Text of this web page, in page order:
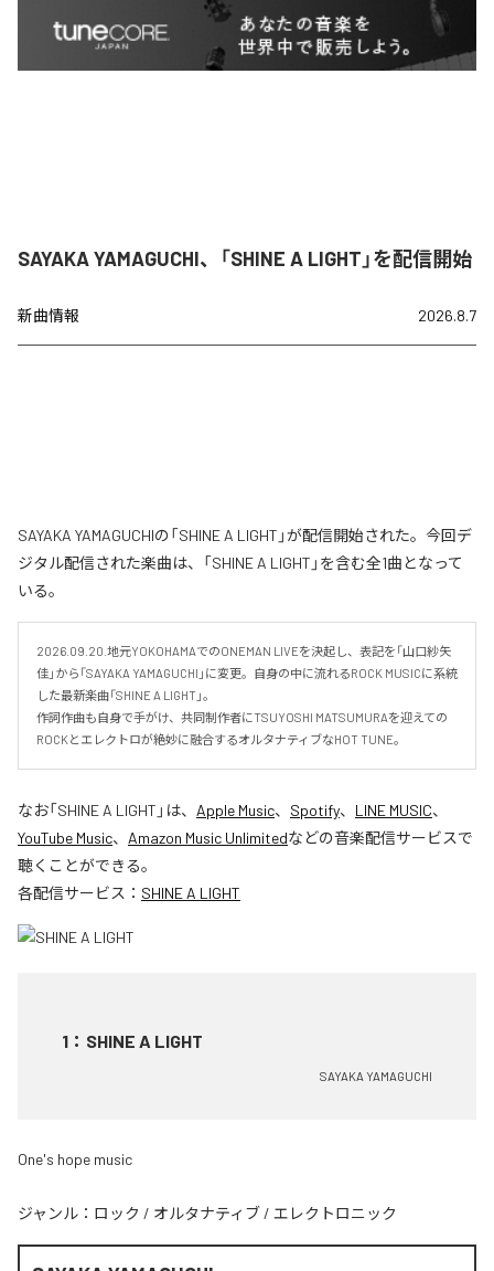
SAYAKA YAMAGUCHI、「SHINE A LIGHT」を配信開始
新曲情報 2026.8.7
SAYAKA YAMAGUCHIの「SHINE A LIGHT」が配信開始された。今回デ
ジタル配信された楽曲は、「SHINE A LIGHT」を含む全1曲となって
いる。
2026.09.20.地元YOKOHAMAでのONEMAN LIVEを決起し、表記を「山口紗矢
佳」から「SAYAKA YAMAGUCHI」に変更。自身の中に流れるROCK MUSICに系統
した最新楽曲「SHINE A LIGHT」。
作詞作曲も自身で手がけ、共同制作者にTSUYOSHI MATSUMURAを迎えての
ROCKとエレクトロが絶妙に融合するオルタナティブなHOT TUNE。
なお「SHINE A LIGHT 」は、 Apple Music、 Spotify、 LINE MUSIC、
YouTube Music、 Amazon Music Unlimitedなどの音楽配信サービスで
聴くことができる。
各配信サービス： SHINE A LIGHT
1 ： SHINE A LIGHT
SAYAKA YAMAGUCHI
One's hope music
ジャンル： ロック / オルタナティブ / エレクトロニック